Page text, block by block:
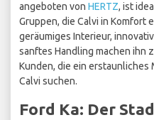
angeboten von HERTZ, ist
Gruppen, die Calvi in Komfort
geräumiges Interieur,
sanftes Handling machen ihn
Kunden, die ein
Calvi suchen.
Ford Ka: Der